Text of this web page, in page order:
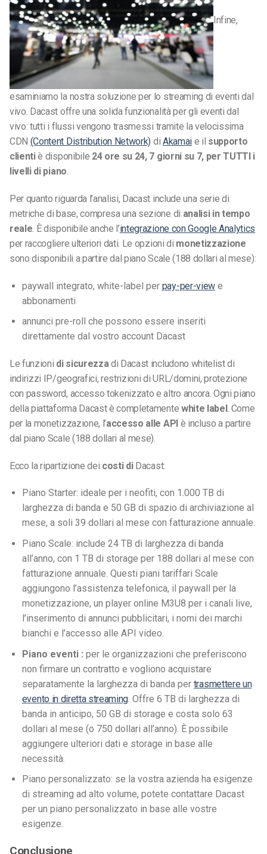
Infine,
esaminiamo la nostra soluzione per lo streaming di eventi dal
vivo. Dacast offre una solida funzionalità per gli eventi dal
vivo: tutti i flussi vengono trasmessi tramite la velocissima
CDN (Content Distribution Network) di Akamaie il supporto
clientiè disponibile 24 ore su 24, 7 giorni su 7, per TUTTI i
livelli di piano.
Per quanto riguarda l’analisi, Dacast include una serie di
metriche di base, compresa una sezione di analisi in tempo
reale . È disponibile anche l’integrazione con Google Analytics
per raccogliere ulteriori dati. Le opzioni di monetizzazione
sono disponibili a partire dal piano Scale (188 dollari al mese):
paywall integrato, white-label per pay-per-viewe
abbonamenti
annunci pre-roll che possono essere inseriti
direttamente dal vostro account Dacast
Le funzioni di sicurezzadi Dacast includono whitelist di
indirizzi IP/geografici, restrizioni di URL/domini, protezione
con password, accesso tokenizzato e altro ancora. Ogni piano
della piattaforma Dacast è completamente white label. Come
per la monetizzazione, l’accesso alle API è incluso a partire
dal piano Scale (188 dollari al mese).
Ecco la ripartizione dei costi diDacast:
Piano Starter: ideale per i neofiti, con 1.000 TB di
larghezza di banda e 50 GB di spazio di archiviazione al
mese, a soli 39 dollari al mese con fatturazione annuale.
Piano Scale: include 24 TB di larghezza di banda
all’anno, con 1 TB di storage per 188 dollari al mese con
fatturazione annuale. Questi piani tariffari Scale
aggiungono l’assistenza telefonica, il paywall per la
monetizzazione, un player online M3U8 per i canali live,
l’inserimento di annunci pubblicitari, i nomi dei marchi
bianchi e l’accesso alle API video.
Piano eventi : per le organizzazioni che preferiscono
non firmare un contratto e vogliono acquistare
separatamente la larghezza di banda per trasmettere un
evento in diretta streaming . Offre 6 TB di larghezza di
banda in anticipo, 50 GB di storage e costa solo 63
dollari al mese (o 750 dollari all’anno). È possibile
aggiungere ulteriori dati e storage in base alle
necessità.
Piano personalizzato: se la vostra azienda ha esigenze
di streaming ad alto volume, potete contattare Dacast
per un piano personalizzato in base alle vostre
esigenze.
Conclusione